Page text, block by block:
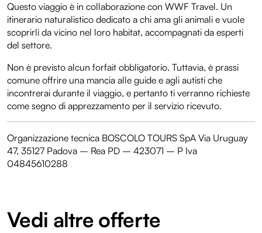
Questo viaggio è in collaborazione con WWF Travel. Un
itinerario naturalistico dedicato a chi ama gli animali e vuole
scoprirli da vicino nel loro habitat, accompagnati da esperti
del settore.
Non è previsto alcun forfait obbligatorio. Tuttavia, è prassi
comune offrire una mancia alle guide e agli autisti che
incontrerai durante il viaggio, e pertanto ti verranno richieste
come segno di apprezzamento per il servizio ricevuto.
Organizzazione tecnica BOSCOLO TOURS SpA Via Uruguay
47, 35127 Padova – Rea PD – 423071 – P Iva
04845610288
Vedi altre offerte